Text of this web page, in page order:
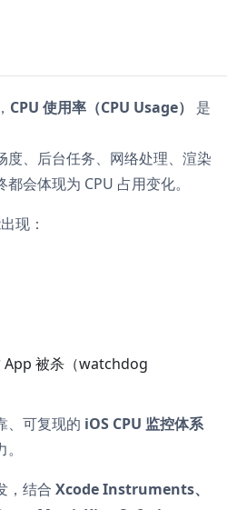
CPU 使用率（CPU Usage）
是
度、后台任务、网络处理、渲染
会体现为 CPU 占用变化。
现：
App 被杀（watchdog
、可复现的 iOS CPU 监控体系
，结合 Xcode Instruments、